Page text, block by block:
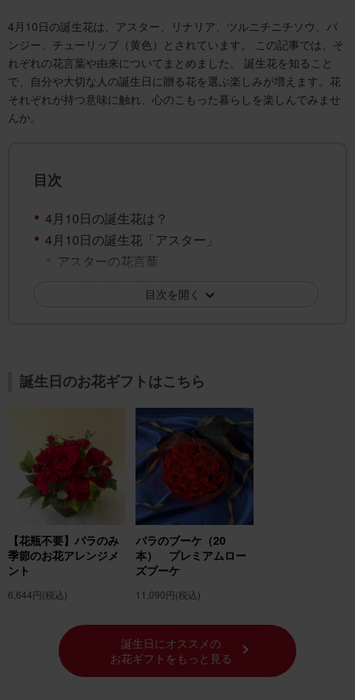
4月10日の誕生花は、アスター、リナリア、ツルニチニチソウ、パ
ンジー、チューリップ（黄色）とされています。 この記事では、そ
れぞれの花言葉や由来についてまとめました。 誕生花を知ること
で、自分や大切な人の誕生日に贈る花を選ぶ楽しみが増えます。花
それぞれが持つ意味に触れ、心のこもった暮らしを楽しんでみませ
んか。
目次
目次を開く
4月10日の誕生花は？
4月10日の誕生花「アスター」
アスターの花言葉
4月10日の誕生花「リナリア」
ツルニチニチソウの花言葉
ツルニチニチソウの花言葉の由来
4月10日の誕生花「パンジー」
パンジーの花言葉
パンジーの花言葉の由来
4月10日の誕生花「チューリップ（黄色）」
チューリップ（黄色）の花言葉
チューリップ（黄色）の花言葉の由来
月の誕生花の紹介 4月の誕生花「スターチス」
4月の誕生花一覧
誕生花でフラワーギフトを贈ろう！
誕生日のお花ギフトはこちら
【花瓶不要】バラのみ
季節のお花アレンジメ
ント
6,644円(税込)
バラのブーケ（20
本） プレミアムロー
ズブーケ
11,090円(税込)
誕生日にオススメの
お花ギフトをもっと見る